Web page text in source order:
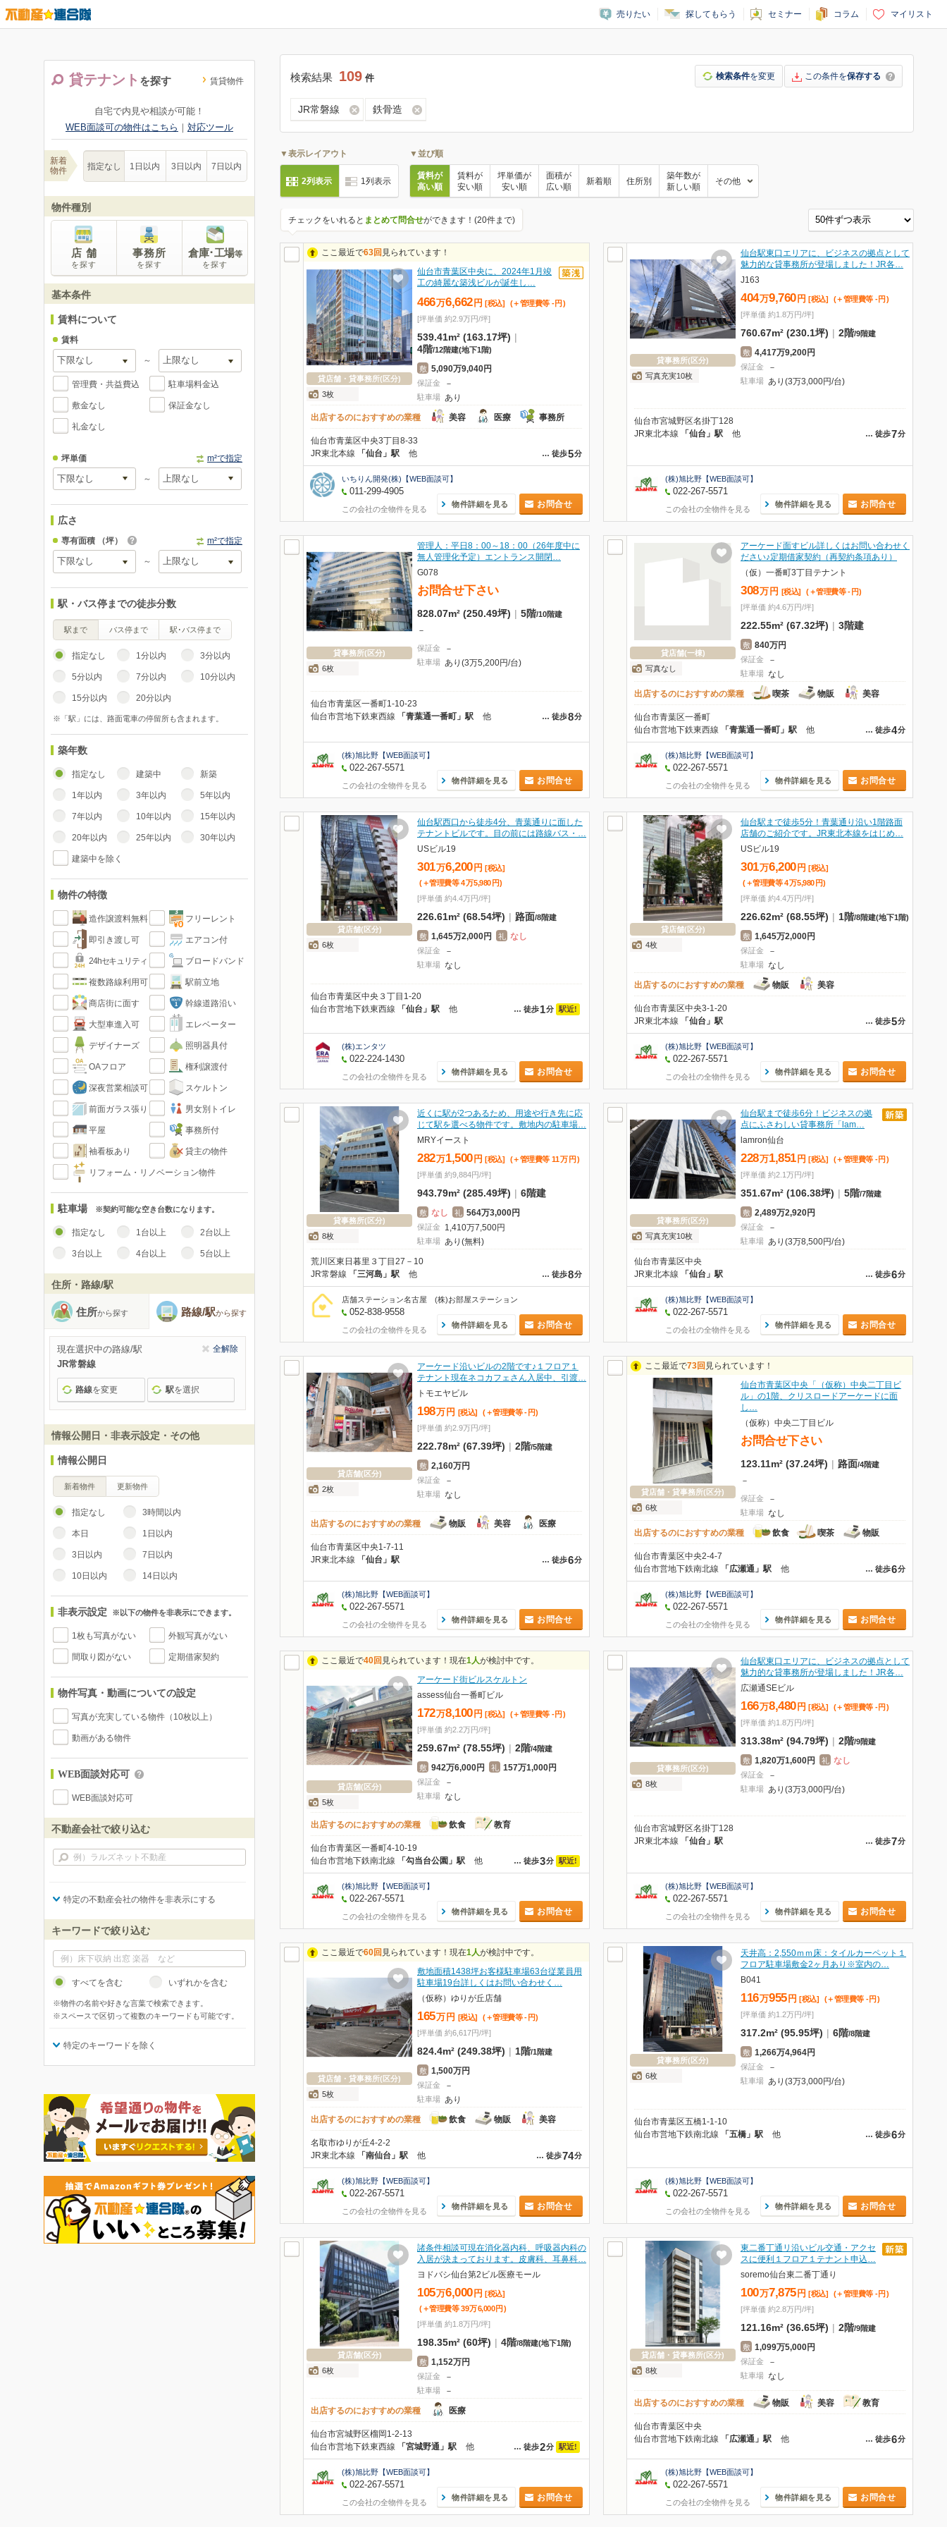
売りたい 探してもらう セミナー コラム マイリスト
貸テナント を探す 賃貸物件
自宅で内見や相談が可能！
WEB面談可の物件はこちら ｜ 対応ツール
新着
物件
指定なし 1日以内 3日以内 7日以内
物件種別
店 舗
を探す
事務所
を探す
倉庫･工場等
を探す
基本条件
賃料について
賃料
～
管理費・共益費込 駐車場料金込
敷金なし 保証金なし
礼金なし
坪単価 m²で指定
～
広さ
専有面積 （坪） m²で指定
～
駅・バス停までの徒歩分数
駅まで バス停まで 駅･バス停まで
指定なし 1分以内 3分以内
5分以内 7分以内 10分以内
15分以内 20分以内
※「駅」には、路面電車の停留所も含まれます。
築年数
指定なし 建築中 新築
1年以内 3年以内 5年以内
7年以内 10年以内 15年以内
20年以内 25年以内 30年以内
建築中を除く
物件の特徴
造作譲渡料無料 フリーレント
即引き渡し可 エアコン付
24hセキュリティ ブロードバンド
複数路線利用可 駅前立地
商店街に面す 幹線道路沿い
大型車進入可 エレベーター
デザイナーズ 照明器具付
OAフロア 権利譲渡付
深夜営業相談可 スケルトン
前面ガラス張り 男女別トイレ
平屋 事務所付
袖看板あり 貸主の物件
リフォーム・リノベーション物件
駐車場 ※契約可能な空き台数になります。
指定なし 1台以上 2台以上
3台以上 4台以上 5台以上
住所・路線/駅
住所から探す 路線/駅から探す
現在選択中の路線/駅 全解除
JR常磐線
路線を変更 駅を選択
情報公開日・非表示設定・その他
情報公開日
新着物件 更新物件
指定なし 3時間以内
本日 1日以内
3日以内 7日以内
10日以内 14日以内
非表示設定 ※以下の物件を非表示にできます。
1枚も写真がない 外観写真がない
間取り図がない 定期借家契約
物件写真・動画についての設定
写真が充実している物件（10枚以上）
動画がある物件
WEB面談対応可
WEB面談対応可
不動産会社で絞り込む
特定の不動産会社の物件を非表示にする
キーワードで絞り込む
すべてを含む いずれかを含む
※物件の名前や好きな言葉で検索できます。
※スペースで区切って複数のキーワードも可能です。
特定のキーワードを除く
検索結果 109 件 検索条件を変更 この条件を保存する
JR常磐線 鉄骨造
▼表示レイアウト
2列表示 1列表示
▼並び順
賃料が
高い順
賃料が
安い順
坪単価が
安い順
面積が
広い順
新着順 住所別
築年数が
新しい順
その他
チェックをいれると まとめて問合せができます！(20件まで)
ここ最近で63回 見られています！
貸店舗・貸事務所(区分)
3枚
仙台市青葉区中央に、2024年1月竣
工の綺麗な築浅ビルが誕生し…
466万6,662 円 [税込] (＋管理費等 - 円 )
[坪単価 約2.9万円/坪]
539.41m² (163.17坪) |
4階/12階建(地下1階)
敷 5,090万9,040円
保証金 －
駐車場 あり
出店するのにおすすめの業種
美容 医療 事務所
仙台市青葉区中央3丁目8-33
… 徒歩5分
JR東北本線 「仙台」駅 他
いちりん開発(株)【WEB面談可】
011-299-4905
この会社の全物件を見る
物件詳細を見る お問合せ
貸事務所(区分)
写真充実10枚
仙台駅東口エリアに、ビジネスの拠点として
魅力的な貸事務所が登場しました！JR各…
J163
404万9,760 円 [税込] (＋管理費等 - 円 )
[坪単価 約1.8万円/坪]
760.67m² (230.1坪) | 2階/9階建
敷 4,417万9,200円
保証金 －
駐車場 あり(3万3,000円/台)
仙台市宮城野区名掛丁128
… 徒歩7分
JR東北本線 「仙台」駅 他
(株)旭比野【WEB面談可】
022-267-5571
この会社の全物件を見る
物件詳細を見る お問合せ
貸事務所(区分)
6枚
管理人：平日8：00～18：00（26年度中に
無人管理化予定）エントランス開閉…
G078
お問合せ下さい
828.07m² (250.49坪) | 5階/10階建
－
保証金 －
駐車場 あり(3万5,200円/台)
仙台市青葉区一番町1-10-23
… 徒歩8分
仙台市営地下鉄東西線 「青葉通一番町」駅 他
(株)旭比野【WEB面談可】
022-267-5571
この会社の全物件を見る
物件詳細を見る お問合せ
貸店舗(一棟)
写真なし
アーケード面すビル詳しくはお問い合わせく
ださい♪定期借家契約（再契約条項あり）
（仮）一番町3丁目テナント
308万 円 [税込] (＋管理費等 - 円)
[坪単価 約4.6万円/坪]
222.55m² (67.32坪) | 3階建
敷 840万円
保証金 －
駐車場 なし
出店するのにおすすめの業種
喫茶 物販 美容
仙台市青葉区一番町
… 徒歩4分
仙台市営地下鉄東西線 「青葉通一番町」駅 他
(株)旭比野【WEB面談可】
022-267-5571
この会社の全物件を見る
物件詳細を見る お問合せ
貸店舗(区分)
6枚
仙台駅西口から徒歩4分、青葉通りに面した
テナントビルです。目の前には路線バス・…
USビル19
301万6,200 円 [税込]
(＋管理費等 4万5,980 円)
[坪単価 約4.4万円/坪]
226.61m² (68.54坪) | 路面/8階建
敷 1,645万2,000円 礼 なし
保証金 －
駐車場 なし
仙台市青葉区中央３丁目1-20
… 徒歩1分 駅近!
仙台市営地下鉄東西線 「仙台」駅 他
(株)エンタツ
022-224-1430
この会社の全物件を見る
物件詳細を見る お問合せ
貸店舗(区分)
4枚
仙台駅まで徒歩5分！青葉通り沿い1階路面
店舗のご紹介です。JR東北本線をはじめ…
USビル19
301万6,200 円 [税込]
(＋管理費等 4万5,980 円)
[坪単価 約4.4万円/坪]
226.62m² (68.55坪) | 1階/8階建(地下1階)
敷 1,645万2,000円
保証金 －
駐車場 なし
出店するのにおすすめの業種
物販 美容
仙台市青葉区中央3-1-20
… 徒歩5分
JR東北本線 「仙台」駅
(株)旭比野【WEB面談可】
022-267-5571
この会社の全物件を見る
物件詳細を見る お問合せ
貸事務所(区分)
8枚
近くに駅が2つあるため、用途や行き先に応
じて駅を選べる物件です。敷地内の駐車場…
MRYイースト
282万1,500 円 [税込] (＋管理費等 11万 円 )
[坪単価 約9,884円/坪]
943.79m² (285.49坪) | 6階建
敷 なし 礼 564万3,000円
保証金 1,410万7,500円
駐車場 あり(無料)
荒川区東日暮里３丁目27－10
… 徒歩8分
JR常磐線 「三河島」駅 他
店舗ステーション名古屋 (株)お部屋ステーション
052-838-9558
この会社の全物件を見る
物件詳細を見る お問合せ
貸事務所(区分)
写真充実10枚
仙台駅まで徒歩6分！ビジネスの拠
点にふさわしい貸事務所「lam…
lamron仙台
228万1,851 円 [税込] (＋管理費等 - 円 )
[坪単価 約2.1万円/坪]
351.67m² (106.38坪) | 5階/7階建
敷 2,489万2,920円
保証金 －
駐車場 あり(3万8,500円/台)
仙台市青葉区中央
… 徒歩6分
JR東北本線 「仙台」駅
(株)旭比野【WEB面談可】
022-267-5571
この会社の全物件を見る
物件詳細を見る お問合せ
貸店舗(区分)
2枚
アーケード沿いビルの2階です♪１フロア１
テナント現在ネコカフェさん入居中、引渡…
トモエヤビル
198万 円 [税込] (＋管理費等 - 円)
[坪単価 約2.9万円/坪]
222.78m² (67.39坪) | 2階/5階建
敷 2,160万円
保証金 －
駐車場 なし
出店するのにおすすめの業種 物販 美容 医療
仙台市青葉区中央1-7-11
… 徒歩6分
JR東北本線 「仙台」駅
(株)旭比野【WEB面談可】
022-267-5571
この会社の全物件を見る
物件詳細を見る お問合せ
ここ最近で73回 見られています！
貸店舗・貸事務所(区分)
6枚
仙台市青葉区中央「（仮称）中央二丁目ビ
ル」の1階、クリスロードアーケードに面
し…
（仮称）中央二丁目ビル
お問合せ下さい
123.11m² (37.24坪) | 路面/4階建
－
保証金 －
駐車場 なし
出店するのにおすすめの業種
飲食 喫茶 物販
仙台市青葉区中央2-4-7
… 徒歩6分
仙台市営地下鉄南北線 「広瀬通」駅 他
(株)旭比野【WEB面談可】
022-267-5571
この会社の全物件を見る
物件詳細を見る お問合せ
ここ最近で40回 見られています！現在1人が検討中です。
貸店舗(区分)
5枚
アーケード街ビルスケルトン
assess仙台一番町ビル
172万8,100 円 [税込] (＋管理費等 - 円 )
[坪単価 約2.2万円/坪]
259.67m² (78.55坪) | 2階/4階建
敷 942万6,000円 礼 157万1,000円
保証金 －
駐車場 なし
出店するのにおすすめの業種 飲食 教育
仙台市青葉区一番町4-10-19
… 徒歩3分 駅近!
仙台市営地下鉄南北線 「勾当台公園」駅 他
(株)旭比野【WEB面談可】
022-267-5571
この会社の全物件を見る
物件詳細を見る お問合せ
貸事務所(区分)
8枚
仙台駅東口エリアに、ビジネスの拠点として
魅力的な貸事務所が登場しました！JR各…
広瀬通SEビル
166万8,480 円 [税込] (＋管理費等 - 円 )
[坪単価 約1.8万円/坪]
313.38m² (94.79坪) | 2階/9階建
敷 1,820万1,600円 礼 なし
保証金 －
駐車場 あり(3万3,000円/台)
仙台市宮城野区名掛丁128
… 徒歩7分
JR東北本線 「仙台」駅
(株)旭比野【WEB面談可】
022-267-5571
この会社の全物件を見る
物件詳細を見る お問合せ
ここ最近で60回 見られています！現在1人が検討中です。
貸店舗・貸事務所(区分)
5枚
敷地面積1438坪お客様駐車場63台従業員用
駐車場19台詳しくはお問い合わせく…
（仮称）ゆりが丘店舗
165万 円 [税込] (＋管理費等 - 円)
[坪単価 約6,617円/坪]
824.4m² (249.38坪) | 1階/1階建
敷 1,500万円
保証金 －
駐車場 あり
出店するのにおすすめの業種
飲食 物販 美容
名取市ゆりが丘4-2-2
… 徒歩74分
JR東北本線 「南仙台」駅 他
(株)旭比野【WEB面談可】
022-267-5571
この会社の全物件を見る
物件詳細を見る お問合せ
貸事務所(区分)
6枚
天井高：2,550ｍｍ床：タイルカーペット１
フロア駐車場敷金2ヶ月あり※室内の…
B041
116万955 円 [税込] (＋管理費等 - 円 )
[坪単価 約1.2万円/坪]
317.2m² (95.95坪) | 6階/8階建
敷 1,266万4,964円
保証金 －
駐車場 あり(3万3,000円/台)
仙台市青葉区五橋1-1-10
… 徒歩6分
仙台市営地下鉄南北線 「五橋」駅 他
(株)旭比野【WEB面談可】
022-267-5571
この会社の全物件を見る
物件詳細を見る お問合せ
貸店舗(区分)
6枚
諸条件相談可現在消化器内科、呼吸器内科の
入居が決まっております。皮膚科、耳鼻科…
ヨドバシ仙台第2ビル医療モール
105万6,000 円 [税込]
(＋管理費等 39万6,000 円 )
[坪単価 約1.8万円/坪]
198.35m² (60坪) | 4階/8階建(地下1階)
敷 1,152万円
保証金 －
駐車場
－
出店するのにおすすめの業種
医療
仙台市宮城野区榴岡1-2-13
… 徒歩2分 駅近!
仙台市営地下鉄東西線 「宮城野通」駅 他
(株)旭比野【WEB面談可】
022-267-5571
この会社の全物件を見る
物件詳細を見る お問合せ
貸店舗・貸事務所(区分)
8枚
東二番丁通リ沿いビル交通・アクセ
スに便利１フロア１テナント申込…
soremo仙台東二番丁通り
100万7,875 円 [税込] (＋管理費等 - 円 )
[坪単価 約2.8万円/坪]
121.16m² (36.65坪) | 2階/9階建
敷 1,099万5,000円
保証金 －
駐車場 なし
出店するのにおすすめの業種 物販 美容 教育
仙台市青葉区中央
… 徒歩6分
仙台市営地下鉄南北線 「広瀬通」駅 他
(株)旭比野【WEB面談可】
022-267-5571
この会社の全物件を見る
物件詳細を見る お問合せ